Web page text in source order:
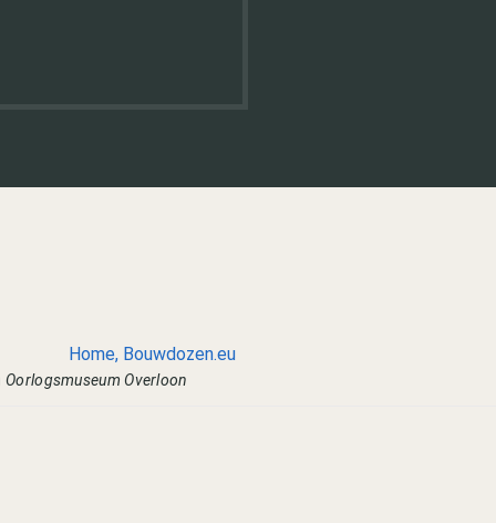
Oorlogsmuseum Overloon